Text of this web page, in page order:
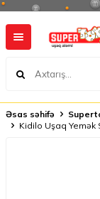
Əsas səhifə
Kidilo Uşaq Yemək